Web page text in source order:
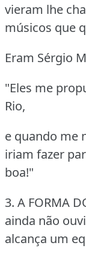
vieram lhe
músicos que
Eram Sérgio
"Eles me
Rio,
e quando me
iriam fazer
boa!"
3. A FORMA
ainda não
alcança um